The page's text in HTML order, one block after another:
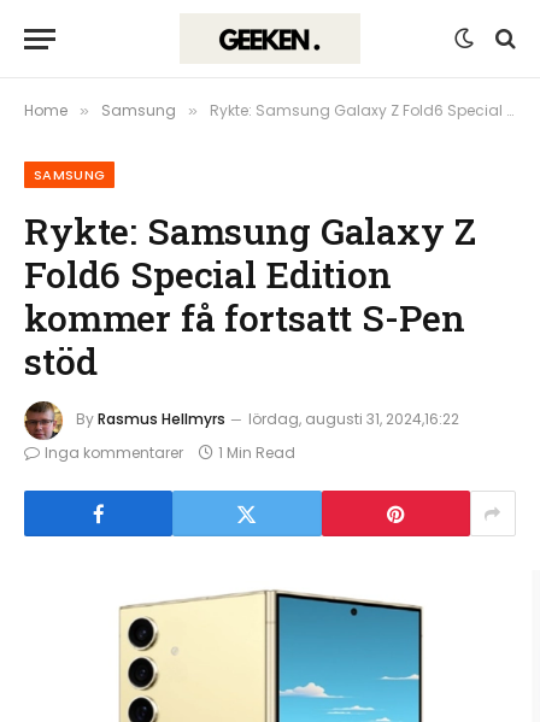
Home » Samsung » Rykte: Samsung Galaxy Z Fold6 Special Edition kommer få fortsatt S-Pen stöd
SAMSUNG
Rykte: Samsung Galaxy Z
Fold6 Special Edition
kommer få fortsatt S-Pen
stöd
ByRasmus Hellmyrs
lördag, augusti 31, 2024,16:22
Inga kommentarer
1 Min Read